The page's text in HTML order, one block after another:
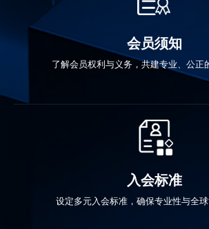
会员须知
了解会员权利与义务，共建专业、公正
入会标准
设定多元入会标准，确保专业性与全球